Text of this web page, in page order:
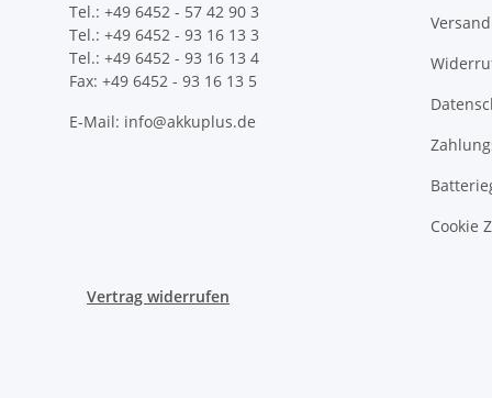
Tel.: +49 6452 - 57 42 90 3
Tel.: +49 6452 - 93 16 13 3
Tel.: +49 6452 - 93 16 13 4
Fax: +49 6452 - 93 16 13 5
E-Mail: info@akkuplus.de
Cookie
Vertrag widerrufen